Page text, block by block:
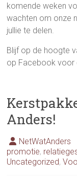
komende weken
wachten om onze
jullie te delen.
Blijf op de hoogte
op Facebook voor
Anders!
NetWatAnders
promotie,
Uncategorized,